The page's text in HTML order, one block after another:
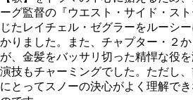
ーグ監督の『ウエスト・サイド・ス
じたレイチェル・ゼグラーをルーシ
かりました。また、チャプター・２
が、金髪をバッサリ切った精悍な役
演技もチャーミングでした。ただし
にとってスノーの決心がよく理解で